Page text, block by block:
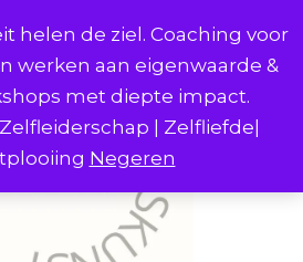
helen de ziel. Coaching voor
werken aan eigenwaarde &
met diepte impact.
| Zelfliefde|
Negeren